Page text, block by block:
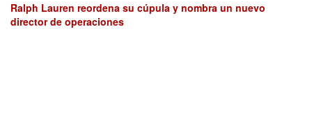
Ralph Lauren reordena su cúpula y nombra un nuevo
director de operaciones